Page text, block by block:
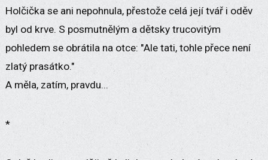
Holčička se ani nepohnula, přestože celá její tvář i oděv
byl od krve. S posmutnělým a dětsky trucovitým
pohledem se obrátila na otce: "Ale tati, tohle přece není
zlatý prasátko."
A měla, zatím, pravdu...
*